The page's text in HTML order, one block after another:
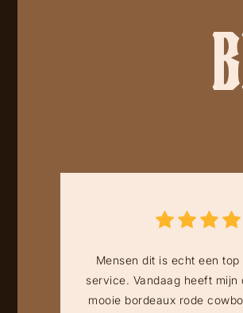
Mensen dit is echt een
service. Vandaag heeft mijn
mooie bordeaux rode